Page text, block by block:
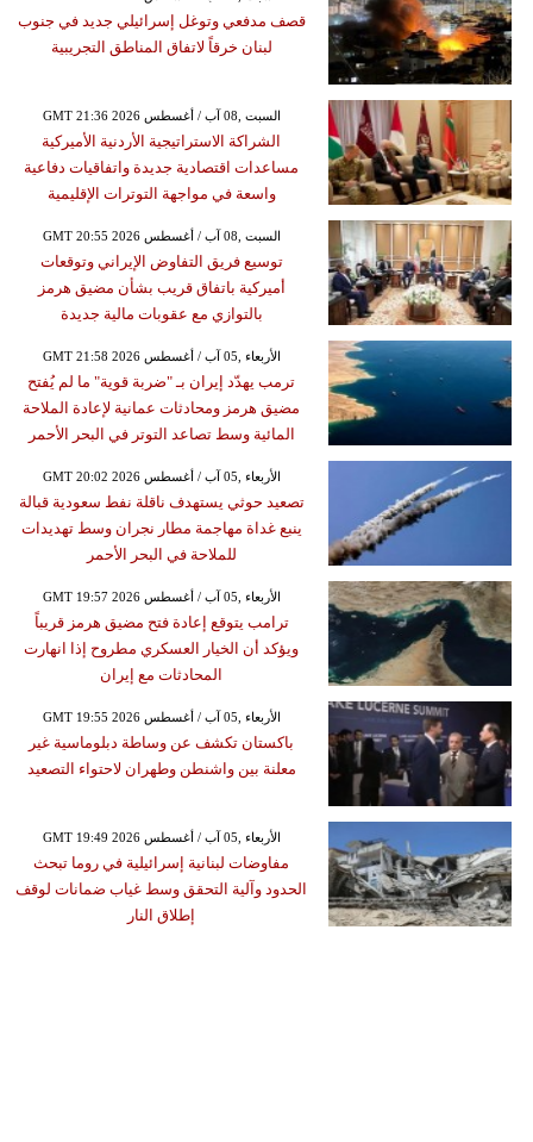
قصف مدفعي وتوغل إسرائيلي جديد في جنوب
لبنان خرقاً لاتفاق المناطق التجريبية
GMT 21:36 2026 السبت ,08 آب / أغسطس
الشراكة الاستراتيجية الأردنية الأميركية
مساعدات اقتصادية جديدة واتفاقيات دفاعية
واسعة في مواجهة التوترات الإقليمية
GMT 20:55 2026 السبت ,08 آب / أغسطس
توسيع فريق التفاوض الإيراني وتوقعات
أميركية باتفاق قريب بشأن مضيق هرمز
بالتوازي مع عقوبات مالية جديدة
GMT 21:58 2026 الأربعاء ,05 آب / أغسطس
ترمب يهدّد إيران بـ "ضربة قوية" ما لم يُفتح
مضيق هرمز ومحادثات عمانية لإعادة الملاحة
المائية وسط تصاعد التوتر في البحر الأحمر
GMT 20:02 2026 الأربعاء ,05 آب / أغسطس
تصعيد حوثي يستهدف ناقلة نفط سعودية قبالة
ينبع غداة مهاجمة مطار نجران وسط تهديدات
للملاحة في البحر الأحمر
GMT 19:57 2026 الأربعاء ,05 آب / أغسطس
ترامب يتوقع إعادة فتح مضيق هرمز قريباً
ويؤكد أن الخيار العسكري مطروح إذا انهارت
المحادثات مع إيران
GMT 19:55 2026 الأربعاء ,05 آب / أغسطس
باكستان تكشف عن وساطة دبلوماسية غير
معلنة بين واشنطن وطهران لاحتواء التصعيد
GMT 19:49 2026 الأربعاء ,05 آب / أغسطس
مفاوضات لبنانية إسرائيلية في روما تبحث
الحدود وآلية التحقق وسط غياب ضمانات لوقف
إطلاق النار